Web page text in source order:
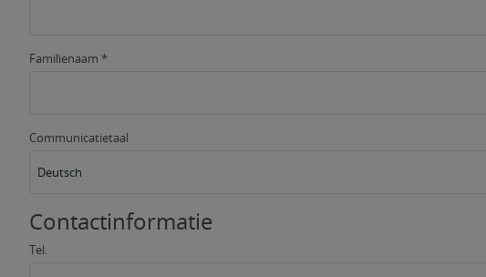
Familienaam *
Communicatietaal
Deutsch
Contactinformatie
Tel.